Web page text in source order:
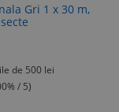
Gri 1 x 30 m,
de 500 lei
/ 5)